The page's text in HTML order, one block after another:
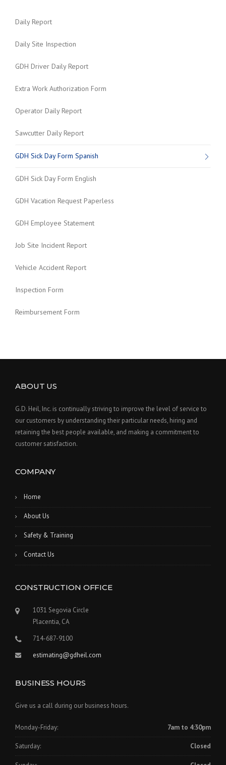
Daily Report
Daily Site Inspection
GDH Driver Daily Report
Extra Work Authorization Form
Operator Daily Report
Sawcutter Daily Report
GDH Sick Day Form Spanish
GDH Sick Day Form English
GDH Vacation Request Paperless
GDH Employee Statement
Job Site Incident Report
Vehicle Accident Report
Inspection Form
Reimbursement Form
ABOUT US
G.D. Heil, Inc. is continually striving to improve the level of service to
our customers by understanding their particular needs, hiring and
retaining the best people available, and making a commitment to
customer satisfaction.
COMPANY
Home
About Us
Safety & Training
Contact Us
CONSTRUCTION OFFICE
1031 Segovia Circle
Placentia, CA
714-687-9100
estimating@gdheil.com
BUSINESS HOURS
Give us a call during our business hours.
Monday-Friday: 7am to 4:30pm
Saturday: Closed